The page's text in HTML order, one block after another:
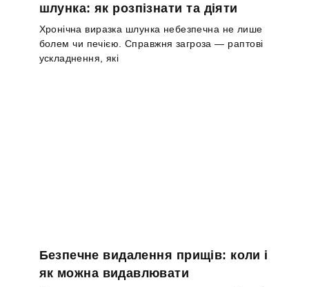
шлунка: як розпізнати та діяти
Хронічна виразка шлунка небезпечна не лише
болем чи печією. Справжня загроза — раптові
ускладнення, які
Безпечне видалення прищів: коли і
як можна видавлювати